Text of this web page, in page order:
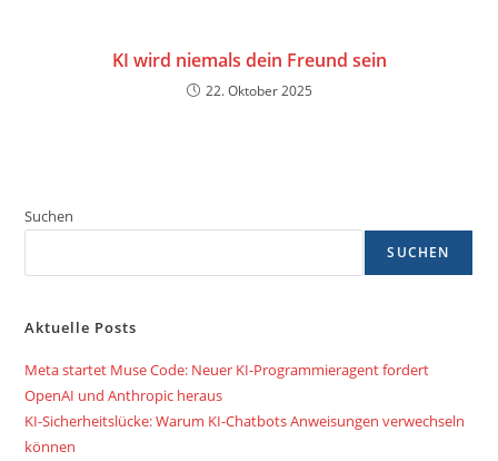
KI wird niemals dein Freund sein
22. Oktober 2025
Suchen
SUCHEN
Aktuelle Posts
Meta startet Muse Code: Neuer KI-Programmieragent fordert
OpenAI und Anthropic heraus
KI-Sicherheitslücke: Warum KI-Chatbots Anweisungen verwechseln
können